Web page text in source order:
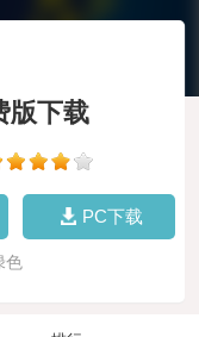
版下载
PC下载
色